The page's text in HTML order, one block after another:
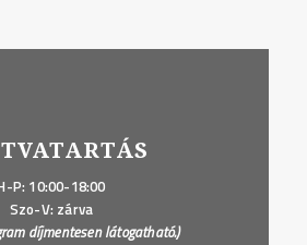
P: 10:00-18:00
Szo-V: zárva
díjmentesen látogatható.)